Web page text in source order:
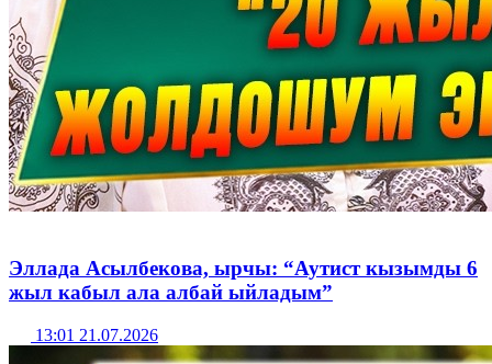
Эллада Асылбекова, ырчы: “Аутист кызымды 6
жыл кабыл ала албай ыйладым”
13:01 21.07.2026